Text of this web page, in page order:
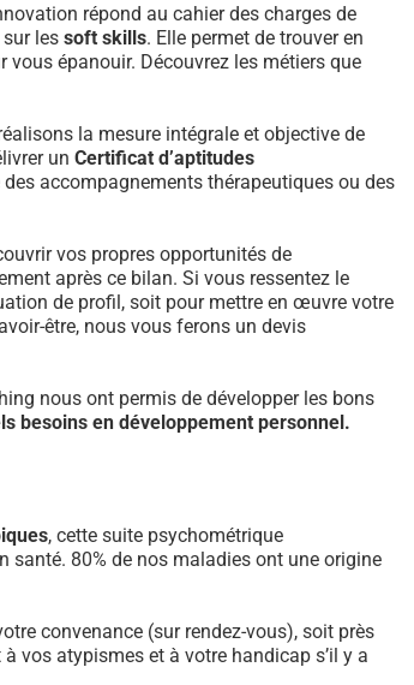
répond au cahier des charges de
les soft skills. Elle permet de trouver en
épanouir. Découvrez les métiers que
la mesure intégrale et objective de
un Certificat d’aptitudes
accompagnements thérapeutiques ou des
vos propres opportunités de
après ce bilan. Si vous ressentez le
de profil, soit pour mettre en œuvre votre
être, nous vous ferons un devis
nous ont permis de développer les bons
besoins en développement personnel.
, cette suite psychométrique
santé. 80% de nos maladies ont une origine
convenance (sur rendez-vous), soit près
vos atypismes et à votre handicap s’il y a